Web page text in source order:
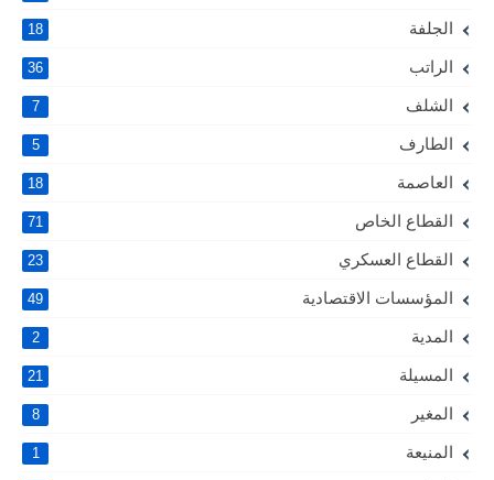
الجلفة 18
الراتب 36
الشلف 7
الطارف 5
العاصمة 18
القطاع الخاص 71
القطاع العسكري 23
المؤسسات الاقتصادية 49
المدية 2
المسيلة 21
المغير 8
المنيعة 1